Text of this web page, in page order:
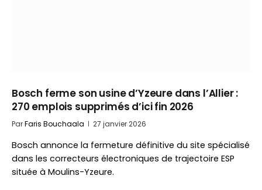
Bosch ferme son usine d’Yzeure dans l’Allier :
270 emplois supprimés d’ici fin 2026
ParFaris Bouchaala 27 janvier 2026
Bosch annonce la fermeture définitive du site spécialisé
dans les correcteurs électroniques de trajectoire ESP
située à Moulins-Yzeure.